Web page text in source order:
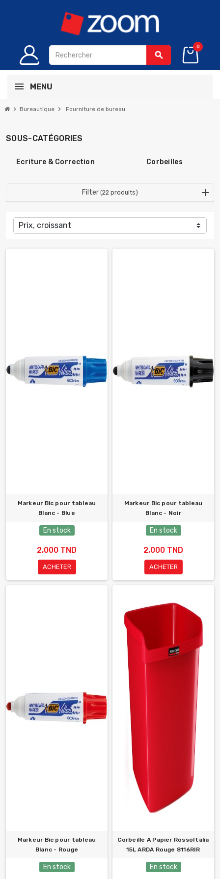
search
0
MENU
chevron_right Bureautique chevron_right Fourniture de bureau
SOUS-CATÉGORIES
Ecriture & Correction Corbeilles
Filter (22 produits)
Prix, croissant
Markeur Bic pour tableau
Blanc - Blue
En stock
2,000 TND
ACHETER
Markeur Bic pour tableau
Blanc - Noir
En stock
2,000 TND
ACHETER
Markeur Bic pour tableau
Blanc - Rouge
En stock
Corbeille A Papier RossoItalia
15L ARDA Rouge 8116RIR
En stock